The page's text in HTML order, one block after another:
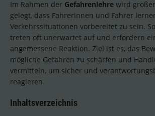
Im Rahmen der Gefahrenlehre wird
gelegt, dass Fahrerinnen und Fahrer
Verkehrssituationen vorbereitet zu sein.
treten oft unerwartet auf und erfordern
angemessene Reaktion. Ziel ist es, das
mögliche Gefahren zu schärfen und
vermitteln, um sicher und
reagieren.
Inhaltsverzeichnis